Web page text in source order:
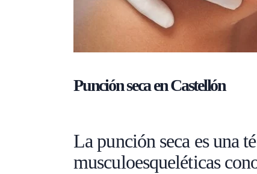
Punción seca en Castellón
La punción seca es una
musculoesqueléticas